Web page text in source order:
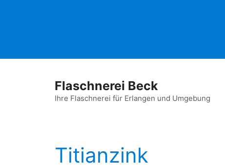
Flaschnerei Beck
Ihre Flaschnerei für Erlangen und Umgebung
Titianzink